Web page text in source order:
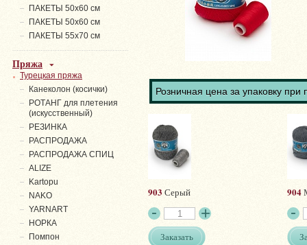
Розничная цена за упаковку при
903 Серый
Заказать
904
ПАКЕТЫ 50х60 см
ПАКЕТЫ 50х60 см
ПАКЕТЫ 55х70 см
Пряжа
Турецкая пряжа
Канеколон (косички)
РОТАНГ для плетения
(искусственный)
PЕЗИНКА
РАСПРОДАЖА
РАСПРОДАЖА СПИЦ
ALIZE
Kartopu
NAKO
YARNART
НОРКА
Помпон